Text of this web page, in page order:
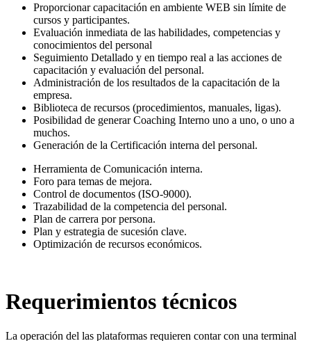
Proporcionar capacitación en ambiente WEB sin límite de
cursos y participantes.
Evaluación inmediata de las habilidades, competencias y
conocimientos del personal
Seguimiento Detallado y en tiempo real a las acciones de
capacitación y evaluación del personal.
Administración de los resultados de la capacitación de la
empresa.
Biblioteca de recursos (procedimientos, manuales, ligas).
Posibilidad de generar Coaching Interno uno a uno, o uno a
muchos.
Generación de la Certificación interna del personal.
Herramienta de Comunicación interna.
Foro para temas de mejora.
Control de documentos (ISO-9000).
Trazabilidad de la competencia del personal.
Plan de carrera por persona.
Plan y estrategia de sucesión clave.
Optimización de recursos económicos.
Requerimientos técnicos
La operación del las plataformas requieren contar con una terminal